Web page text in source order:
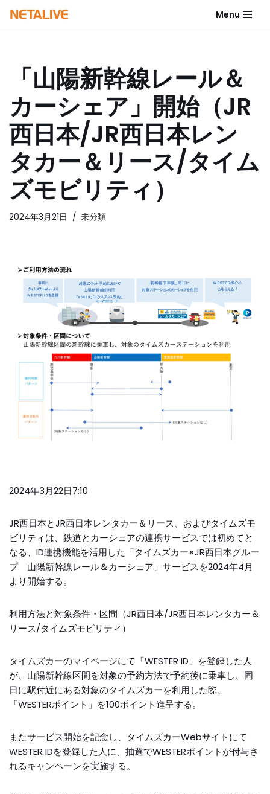
へ
ス
キ
ッ
プ
Menu
「山陽新幹線レール＆
カーシェア」開始（JR
西日本/JR西日本レン
タカー＆リース/タイム
ズモビリティ）
2024年3月21日 未分類
2024年3月22日7:10
JR西日本とJR西日本レンタカー＆リース、およびタイムズモ
ビリティは、鉄道とカーシェアの連携サービスでは初めてと
なる、ID連携機能を活用した「タイムズカー×JR西日本グルー
プ 山陽新幹線レール＆カーシェア」サービスを2024年4月
より開始する。
利用方法と対象条件・区間（JR西日本/JR西日本レンタカー＆
リース/タイムズモビリティ）
タイムズカーのマイページにて「WESTER ID」を登録した人
が、山陽新幹線区間を対象の予約方法で予約後に乗車し、同
日に駅付近にある対象のタイムズカーを利用した際、
「WESTERポイント」を100ポイント進呈する。
またサービス開始を記念し、タイムズカーWebサイトにて
WESTER IDを登録した人に、抽選でWESTERポイントが付与さ
れるキャンペーンを実施する。